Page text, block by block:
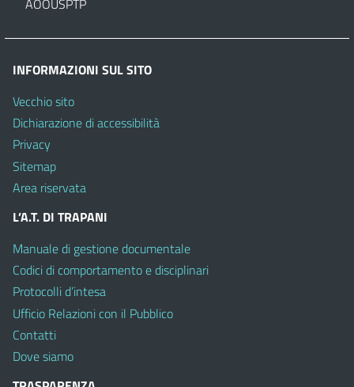
AOOUSPTP
INFORMAZIONI SUL SITO
Vecchio sito
Dichiarazione di accessibilità
Privacy
Sitemap
Area riservata
L’A.T. DI TRAPANI
Manuale di gestione documentale
Codici di comportamento e disciplinari
Protocolli d’intesa
Ufficio Relazioni con il Pubblico
Contatti
Dove siamo